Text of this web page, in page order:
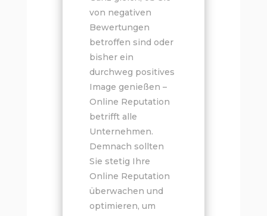
von negativen
Bewertungen
betroffen sind oder
bisher ein
durchweg positives
Image genießen –
Online Reputation
betrifft alle
Unternehmen.
Demnach sollten
Sie stetig Ihre
Online Reputation
überwachen und
optimieren, um